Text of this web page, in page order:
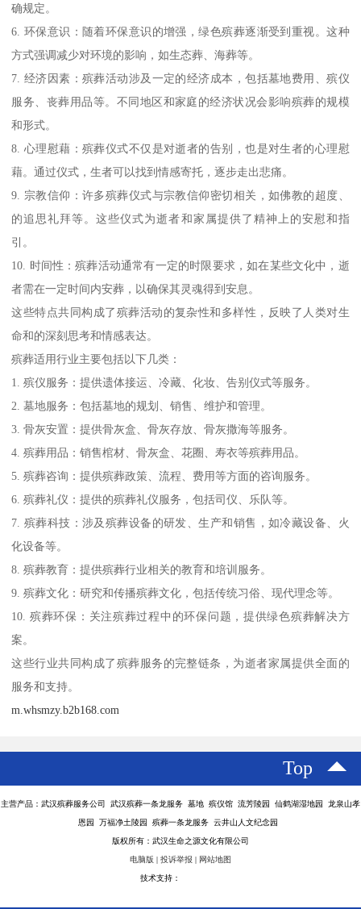
确规定。
6. 环保意识：随着环保意识的增强，绿色殡葬逐渐受到重视。这种
方式强调减少对环境的影响，如生态葬、海葬等。
7. 经济因素：殡葬活动涉及一定的经济成本，包括墓地费用、殡仪
服务、丧葬用品等。不同地区和家庭的经济状况会影响殡葬的规模
和形式。
8. 心理慰藉：殡葬仪式不仅是对逝者的告别，也是对生者的心理慰
藉。通过仪式，生者可以找到情感寄托，逐步走出悲痛。
9. 宗教信仰：许多殡葬仪式与宗教信仰密切相关，如佛教的超度、
的追思礼拜等。这些仪式为逝者和家属提供了精神上的安慰和指
引。
10. 时间性：殡葬活动通常有一定的时限要求，如在某些文化中，逝
者需在一定时间内安葬，以确保其灵魂得到安息。
这些特点共同构成了殡葬活动的复杂性和多样性，反映了人类对生
命和的深刻思考和情感表达。
殡葬适用行业主要包括以下几类：
1. 殡仪服务：提供遗体接运、冷藏、化妆、告别仪式等服务。
2. 墓地服务：包括墓地的规划、销售、维护和管理。
3. 骨灰安置：提供骨灰盒、骨灰存放、骨灰撒海等服务。
4. 殡葬用品：销售棺材、骨灰盒、花圈、寿衣等殡葬用品。
5. 殡葬咨询：提供殡葬政策、流程、费用等方面的咨询服务。
6. 殡葬礼仪：提供的殡葬礼仪服务，包括司仪、乐队等。
7. 殡葬科技：涉及殡葬设备的研发、生产和销售，如冷藏设备、火
化设备等。
8. 殡葬教育：提供殡葬行业相关的教育和培训服务。
9. 殡葬文化：研究和传播殡葬文化，包括传统习俗、现代理念等。
10. 殡葬环保：关注殡葬过程中的环保问题，提供绿色殡葬解决方
案。
这些行业共同构成了殡葬服务的完整链条，为逝者家属提供全面的
服务和支持。
m.whsmzy.b2b168.com
Top
主营产品：武汉殡葬服务公司 武汉殡葬一条龙服务 墓地 殡仪馆 流芳陵园 仙鹤湖湿地园 龙泉山孝
恩园 万福净土陵园 殡葬一条龙服务 云井山人文纪念园
版权所有：武汉生命之源文化有限公司
电脑版 | 投诉举报 | 网站地图
技术支持：